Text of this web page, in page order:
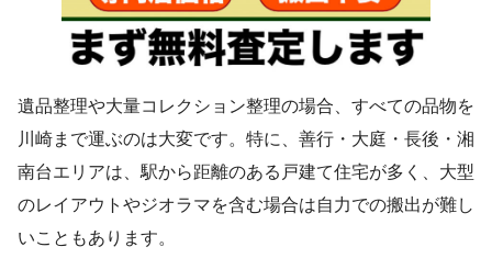
遺品整理や大量コレクション整理の場合、すべての品物を
川崎まで運ぶのは大変です。特に、善行・大庭・長後・湘
南台エリアは、駅から距離のある戸建て住宅が多く、大型
のレイアウトやジオラマを含む場合は自力での搬出が難し
いこともあります。